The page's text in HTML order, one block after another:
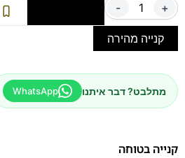
- +
קנייה מהירה
מתלבט? דבר איתנו WhatsApp
קנייה בטוחה